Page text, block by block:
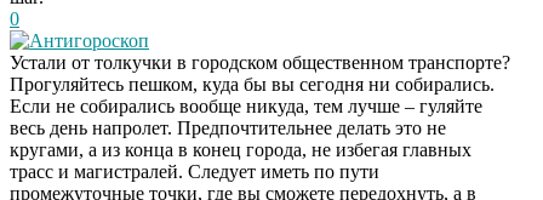
0
Антигороскоп
Устали от толкучки в городском общественном транспорте?
Прогуляйтесь пешком, куда бы вы сегодня ни собирались.
Если не собирались вообще никуда, тем лучше – гуляйте
весь день напролет. Предпочтительнее делать это не
кругами, а из конца в конец города, не избегая главных
трасс и магистралей. Следует иметь по пути
промежуточные точки, где вы сможете передохнуть, а в